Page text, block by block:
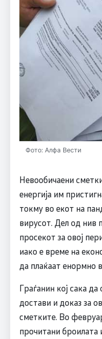
Фото: Алфа Вести
Невообичаени
енергија им
токму во екот на
вирусот. Дел од нив
просекот за овој
иако е време на
да плаќаат енормно
Граѓанин кој сака
достави и доказ за
сметките. Во
прочитани